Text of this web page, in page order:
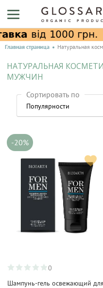
Главная страница Натуральная
НАТУРАЛЬНАЯ
МУЖЧИН
Сортировать по
-20%
0
Шампунь-гель освежающий для